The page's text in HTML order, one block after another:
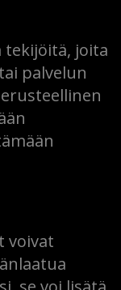
tekijöitä, joita
palvelun
voivat